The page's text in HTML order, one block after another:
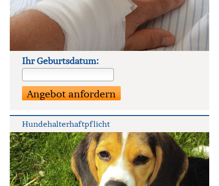
Ihr Geburts­datum:
Hunde­halter­haft­pflicht